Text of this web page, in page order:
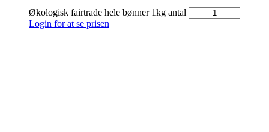
Økologisk fairtrade hele bønner 1kg antal
Login for at se prisen